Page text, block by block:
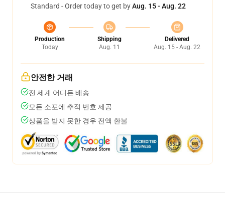
Standard - Order today to get byAug. 15 - Aug. 22
Production
Today
Shipping
Aug. 11
Delivered
Aug. 15 - Aug. 22
안전한 거래
전 세계 어디든 배송
모든 소포에 추적 번호 제공
상품을 받지 못한 경우 전액 환불